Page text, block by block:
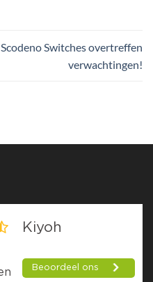
Scodeno Switches overtreffen
verwachtingen!